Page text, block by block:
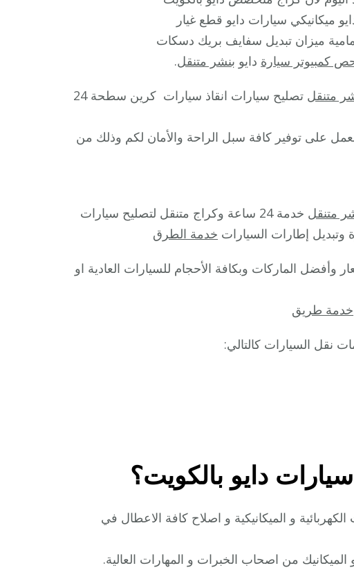
ميكانيكي سيارات دايو قطع غيار
ميزان تبديل سفايف بريك دسكات
كمبيوتر سيارة دايو بنشر متنقل.
متنقل
تصليح سيارات انقاذ سيارات كرين سطحة 24
على توفير كافة سبل الراحة والأمان لكم وذلك من
متنقل خدمة 24 ساعة وكراج متنقل لتصليح سيارات
إطارات السيارات خدمة الطرق
وأفضل الماركات وبكافة الأحجام للسيارات العادية او
خدمة طريق
السيارات كالتالي:
دايو بالكويت؟
و الميكانيكية و اصلاح كافة الاعطال في
من اصحاب الخبرات و المهارات العالية.